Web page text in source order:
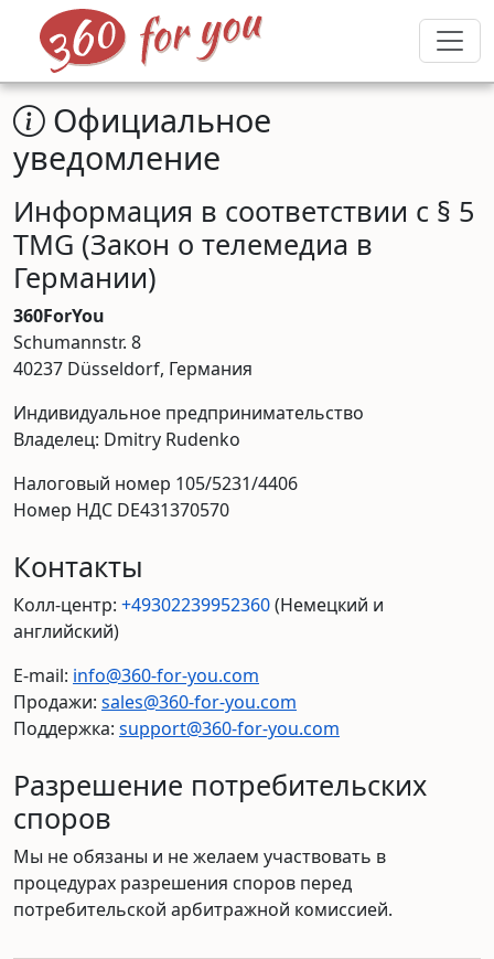
Официальное
уведомление
Информация в соответствии с § 5
TMG (Закон о телемедиа в
Германии)
360ForYou
Schumannstr. 8
40237 Düsseldorf, Германия
Индивидуальное предпринимательство
Владелец: Dmitry Rudenko
Налоговый номер 105/5231/4406
Номер НДС DE431370570
Контакты
Колл-центр: +49302239952360(Немецкий и
английский)
E-mail: info@360-for-you.com
Продажи: sales@360-for-you.com
Поддержка: support@360-for-you.com
Разрешение потребительских
споров
Мы не обязаны и не желаем участвовать в
процедурах разрешения споров перед
потребительской арбитражной комиссией.